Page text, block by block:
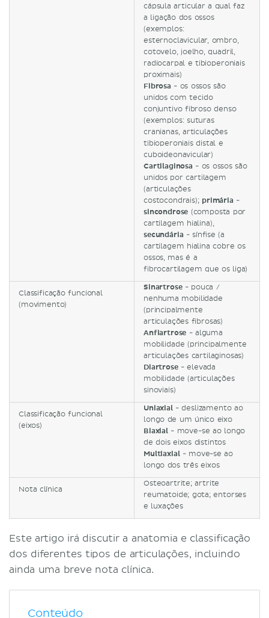
cápsula articular a qual faz
a ligação dos ossos
(exemplos:
esternoclavicular, ombro,
cotovelo, joelho, quadril,
radiocarpal e tibioperoniais
proximais)
Fibrosa - os ossos são
unidos com tecido
conjuntivo fibroso denso
(exemplos: suturas
cranianas, articulações
tibioperoniais distal e
cuboideonavicular)
Cartilaginosa - os ossos são
unidos por cartilagem
(articulações
costocondrais); primária -
sincondrose (composta por
cartilagem hialina),
secundária - sínfise (a
cartilagem hialina cobre os
ossos, mas é a
fibrocartilagem que os liga)
Classificação funcional
(movimento)
Sinartrose- pouca /
nenhuma mobilidade
(principalmente
articulações fibrosas)
Anfiartrose - alguma
mobilidade (principalmente
articulações cartilaginosas)
Diartrose- elevada
mobilidade (articulações
sinoviais)
Classificação funcional
(eixos)
Uniaxial- deslizamento ao
longo de um único eixo
Biaxial- move-se ao longo
de dois eixos distintos
Multiaxial- move-se ao
longo dos três eixos
Nota clínica
Osteoartrite; artrite
reumatoide; gota; entorses
e luxações
Este artigo irá discutir a anatomia e classificação
dos diferentes tipos de articulações, incluindo
ainda uma breve nota clínica.
Conteúdo